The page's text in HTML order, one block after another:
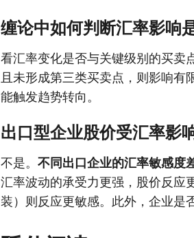
缠论中如何判断汇率影响
看汇率变化是否与关键级别的买卖
且未形成第三类买卖点，则影响有
能触发趋势转向。
出口型企业股价受汇率影
不是。 不同出口企业的汇率敏感度
汇率波动的承受力更强，股价反应
装）则反应更敏感。此外，企业是